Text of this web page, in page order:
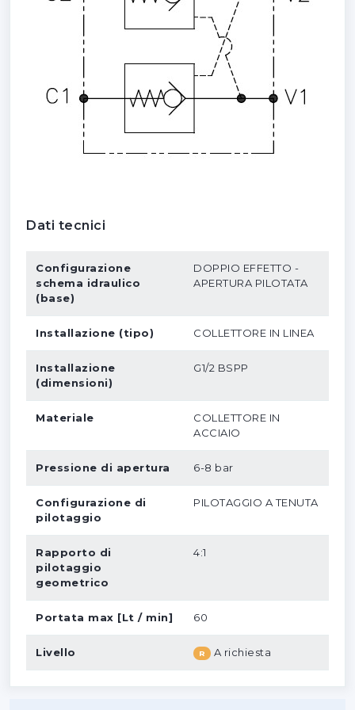
Dati tecnici
Configurazione
schema idraulico
(base)
DOPPIO EFFETTO -
APERTURA PILOTATA
Installazione (tipo) COLLETTORE IN LINEA
Installazione
(dimensioni)
G1/2 BSPP
Materiale
COLLETTORE IN
ACCIAIO
Pressione di apertura 6-8 bar
Configurazione di
pilotaggio
PILOTAGGIO A TENUTA
Rapporto di
pilotaggio
geometrico
4:1
Portata max [Lt / min] 60
Livello R A richiesta